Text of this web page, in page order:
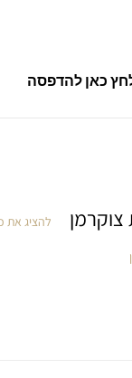
כאן להדפסה
צוקרמן להציג את